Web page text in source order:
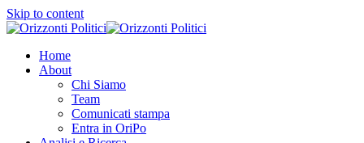
Skip to content
Home
About
Chi Siamo
Team
Comunicati stampa
Entra in OriPo